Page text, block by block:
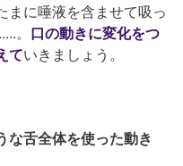
まに唾液を含ませて吸っ
。 口の動きに変化をつ
ていきましょう。
な舌全体を使った動き